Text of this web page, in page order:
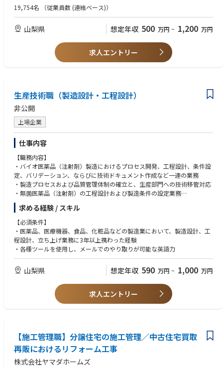
【魅力】
アンモニア分解ガスから燃料電池自動車用水素ガスを高効率で回収する水
素精製装置を開発。
■大陽日酸株式会社について
・産業ガス供給、医療・電子機器関連ガス供給、機器の製造販売、オンサ
す。
・産業ガス業界のリーディングカンパニー。2020年の持ち株会社移行によ
り各グループ会社の権限移譲、これまで培ってきた基盤技術と新たな事業
を創出する技術開発に取り組み、スピード感と競争力を高めていきます。
また、カーボンニュートラル社会の実現や半導体の需要急増など、世界的
な課題にも取り組んでまいります。
【求める人物像】
将来的に技術のスペシャリスト、またはマネジメントの道に進みたいとい
う志向をお持ちの方。
19,754名 （従業員数 (連結ベース)）
山梨県 想定年収 500 万円 ~ 1,200 万円
求人エントリー
生産技術職（製造設計・工程設計）
非公開
上場企業
仕事内容
【職務内容】
・バイオ医薬品（注射剤）製造におけるプロセス開発、工程設計、条件設
定、バリデーション、ならびに技術ドキュメント作成など一連の業務
・製造プロセスおよび品質管理体制の確立と、生産部門への技術移管対応
・無菌医薬品（注射剤）の工程設計および製造条件の設定業務
・医薬品製造設備の立ち上げおよびバリデーション対応
【仕事の魅力】
製薬用水、調製、充填、滅菌、アイソレータ設備など、多岐にわたる医薬
品製造設備の条件設定や立ち上げに携わることで、製造全体を俯瞰した幅
広い知識と実践的なスキルを習得できる点が大きな魅力です。
求める経験 / スキル
【必須条件】
・医薬品、医療機器、食品、化粧品などの製造業において、製造設計、工
程設計、立ち上げ業務に3年以上携わった経験
・各種ツールを使用し、メールでのやり取りが可能な英語力
山梨県 想定年収 590 万円 ~ 1,000 万円
求人エントリー
【施工管理職】分譲住宅の施工管理／中古住宅買取
再販におけるリフォーム工事
株式会社ヤマダホームズ